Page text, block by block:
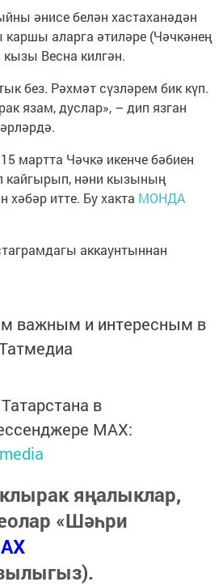
әнисе белән хастаханәдән
аларга әтиләре (Чәчкәнең
Весна килгән.
без. Рәхмәт сүзләрем бик күп.
язам, дуслар», – дип язган
мартта Чәчкә икенче бәбиен
кайгырып, нәни кызының
итте. Бу хакта МОНДА
аккаунтыннан
важным и интересным в
в
MАХ:
яңалыклар,
«Шәһри